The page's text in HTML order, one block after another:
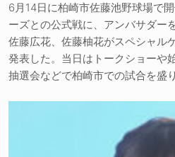
6月14日に柏崎市佐藤池野球場で
ーズとの公式戦に、アンバサダー
佐藤広花、佐藤柚花がスペシャル
発表した。当日はトークショーや
抽選会などで柏崎市での試合を盛